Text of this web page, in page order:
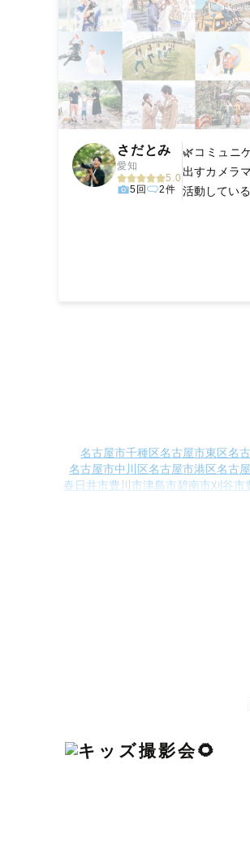
さだとみ
愛知
5.0
5回
2件
🌿コミュニ
出すカメラ
活動している
名古屋市千種区名古屋市東区名
名古屋市中川区名古屋市港区名古
春日井市豊川市津島市碧南市刈谷市